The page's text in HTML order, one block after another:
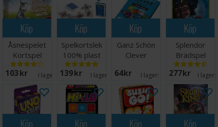
Köp
Åsnespelet
Kortspel
103 SEK I lager:
Köp
Spelkortslek
100% plast
139 SEK I lager: 17
Köp
Ganz Schön
Clever
64 SEK I lager:
Köp
Splendor
Brädspel
277 SEK I lager:
Köp Köp Köp Köp